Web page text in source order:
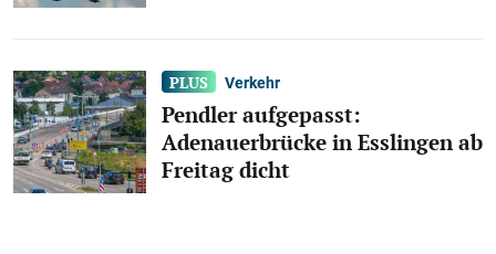
Verkehr
Pendler aufgepasst:
Adenauerbrücke in Esslingen ab
Freitag dicht